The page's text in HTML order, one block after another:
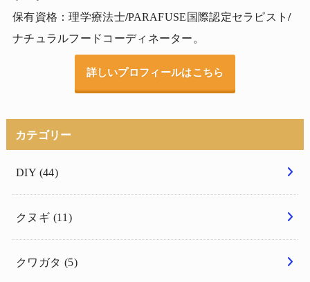
保有資格：理学療法士/PARAFUSE国際認定セラピスト/
ナチュラルフードコーディネーター。
詳しいプロフィールはこちら
カテゴリー
DIY (44)
クヌギ (11)
クワガタ (5)